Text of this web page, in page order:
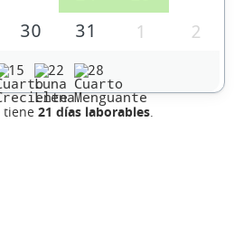
30 31 1 2
15 22 28
tiene 21 días laborables.